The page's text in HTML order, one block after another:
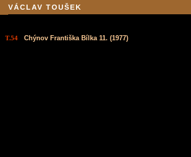
VÁCLAV TOUŠEK
T.54 Chýnov Františka Bílka 11. (1977)